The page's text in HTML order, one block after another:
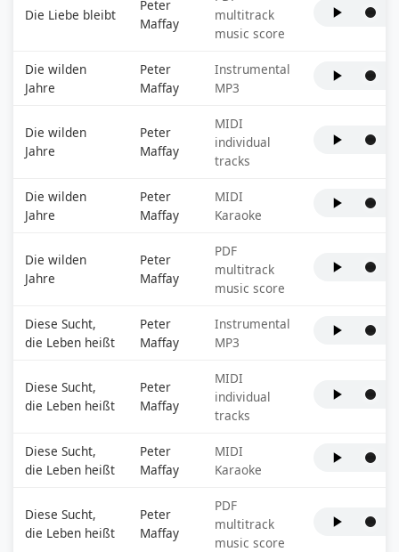
Die Liebe bleibt
Peter
Maffay
multitrack
music score
Die wilden
Jahre
Peter
Maffay
Instrumental
MP3
Die wilden
Jahre
Peter
Maffay
MIDI
individual
tracks
Die wilden
Jahre
Peter
Maffay
MIDI
Karaoke
Die wilden
Jahre
Peter
Maffay
PDF
multitrack
music score
Diese Sucht,
die Leben heißt
Peter
Maffay
Instrumental
MP3
Diese Sucht,
die Leben heißt
Peter
Maffay
MIDI
individual
tracks
Diese Sucht,
die Leben heißt
Peter
Maffay
MIDI
Karaoke
Diese Sucht,
die Leben heißt
Peter
Maffay
PDF
multitrack
music score